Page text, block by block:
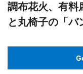
調布花火、有
と丸椅子の「バ